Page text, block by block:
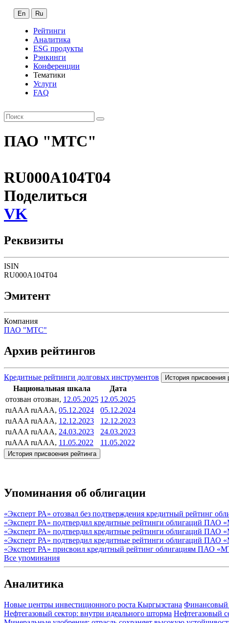
En Ru
Рейтинги
Аналитика
ESG продукты
Рэнкинги
Конференции
Тематики
Услуги
FAQ
ПАО "МТС"
RU000A104T04
Поделиться
VK
Реквизиты
ISIN
RU000A104T04
Эмитент
Компания
ПАО "МТС"
Архив рейтингов
Кредитные рейтинги долговых инструментов История присвоения
Национальная шкала
Дата
отозван отозван, 12.05.2025 12.05.2025
ruAAA ruAAA, 05.12.2024
05.12.2024
ruAAA ruAAA, 12.12.2023
12.12.2023
ruAAA ruAAA, 24.03.2023
24.03.2023
ruAAA ruAAA, 11.05.2022 11.05.2022
История присвоения рейтинга
Упоминания об облигации
«Эксперт РА» отозвал без подтверждения кредитный рейтинг
«Эксперт РА» подтвердил кредитные рейтинги облигаций ПАО
«Эксперт РА» подтвердил кредитные рейтинги облигаций ПАО
«Эксперт РА» подтвердил кредитные рейтинги облигаций ПАО
«Эксперт РА» присвоил кредитный рейтинг облигациям ПАО
Все упоминания
Аналитика
Новые центры инвестиционного роста Кыргызстана Финансовый
Нефтегазовый сектор: внутри идеального шторма Нефтегазовый